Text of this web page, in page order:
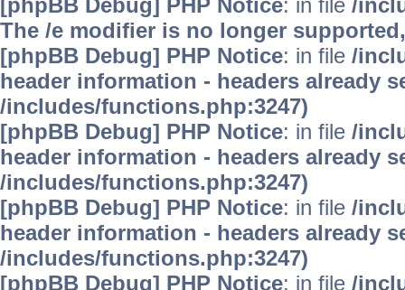
[phpBB Debug] PHP Notice: in file /
The /e modifier is no longer
[phpBB Debug] PHP Notice: in file /
header information - headers already
/includes/functions.php:3247)
[phpBB Debug] PHP Notice: in file /
header information - headers already
/includes/functions.php:3247)
[phpBB Debug] PHP Notice: in file /
header information - headers already
/includes/functions.php:3247)
[phpBB Debug] PHP Notice: in file /